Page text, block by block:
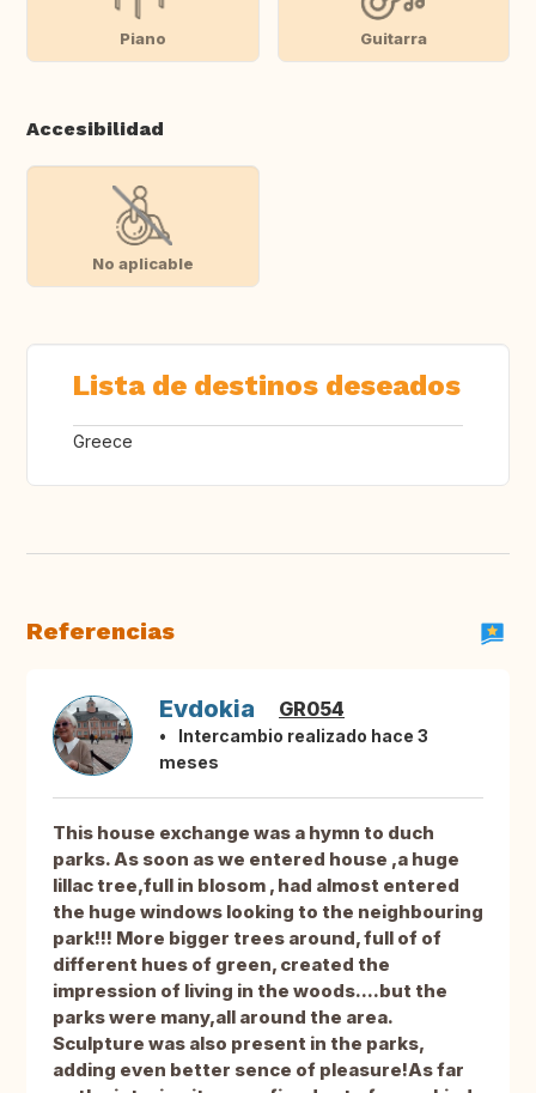
Piano Guitarra
Accesibilidad
No aplicable
Lista de destinos deseados
Greece
Referencias
Evdokia GR054
Intercambio realizado hace 3
meses
This house exchange was a hymn to duch
parks. As soon as we entered house ,a huge
lillac tree,full in blosom , had almost entered
the huge windows looking to the neighbouring
park!!! More bigger trees around, full of of
different hues of green, created the
impression of living in the woods....but the
parks were many,all around the area.
Sculpture was also present in the parks,
adding even better sence of pleasure!As far